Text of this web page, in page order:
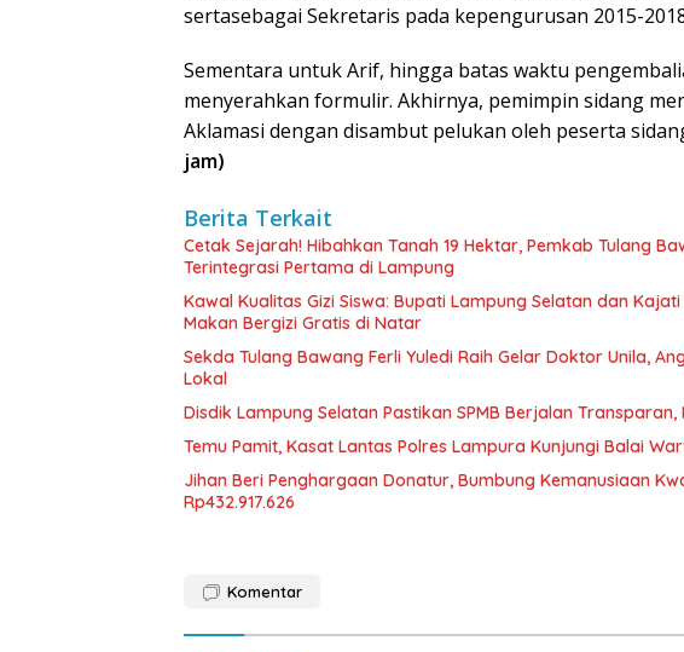
sertasebagai Sekretaris pada kepengurusan 2015-
Sementara untuk Arif, hingga batas waktu
menyerahkan formulir. Akhirnya, pemimpin sidang
Aklamasi dengan disambut pelukan oleh peserta
jam)
Berita Terkait
Cetak Sejarah! Hibahkan Tanah 19 Hektar, Pemkab Tulang
Terintegrasi Pertama di Lampung
Kawal Kualitas Gizi Siswa: Bupati Lampung Selatan dan
Makan Bergizi Gratis di Natar
Sekda Tulang Bawang Ferli Yuledi Raih Gelar Doktor Unila,
Lokal
Disdik Lampung Selatan Pastikan SPMB Berjalan
Temu Pamit, Kasat Lantas Polres Lampura Kunjungi Balai
Jihan Beri Penghargaan Donatur, Bumbung Kemanusiaan
Rp432.917.626
Komentar